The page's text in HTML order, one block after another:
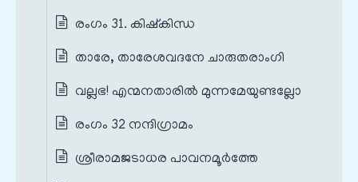
രംഗം 31. കിഷ്കിന്ധ
താരേ, താരേശവദനേ ചാരുതരാംഗി
വല്ലഭ! എന്മനതാരിൽ മുന്നമേയുണ്ടല്ലോ
രംഗം 32 നന്ദിഗ്രാമം
ശ്രീരാമജടാധര പാവനമൂർത്തേ